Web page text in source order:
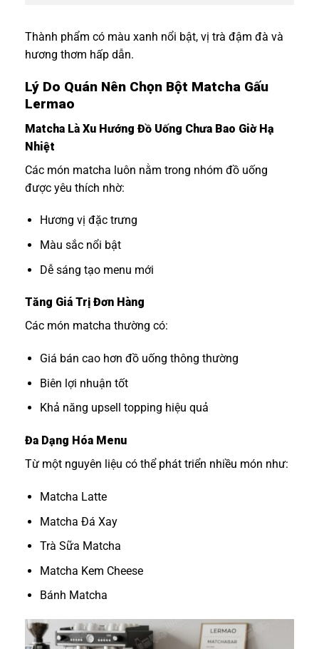
Thành phẩm có màu xanh nổi bật, vị trà đậm đà và
hương thơm hấp dẫn.
Lý Do Quán Nên Chọn Bột Matcha Gấu
Lermao
Matcha Là Xu Hướng Đồ Uống Chưa Bao Giờ Hạ
Nhiệt
Các món matcha luôn nằm trong nhóm đồ uống
được yêu thích nhờ:
Hương vị đặc trưng
Màu sắc nổi bật
Dễ sáng tạo menu mới
Tăng Giá Trị Đơn Hàng
Các món matcha thường có:
Giá bán cao hơn đồ uống thông thường
Biên lợi nhuận tốt
Khả năng upsell topping hiệu quả
Đa Dạng Hóa Menu
Từ một nguyên liệu có thể phát triển nhiều món như:
Matcha Latte
Matcha Đá Xay
Trà Sữa Matcha
Matcha Kem Cheese
Bánh Matcha